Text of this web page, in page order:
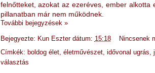
felnőtteket, azokat az ezeréves, ember alkotta
pillanatban már nem működnek.
További bejegyzések »
Bejegyezte: Kun Eszter dátum: 15:18
Nincsenek
Címkék: boldog élet, életművészet, idővonal ugrás,
választás